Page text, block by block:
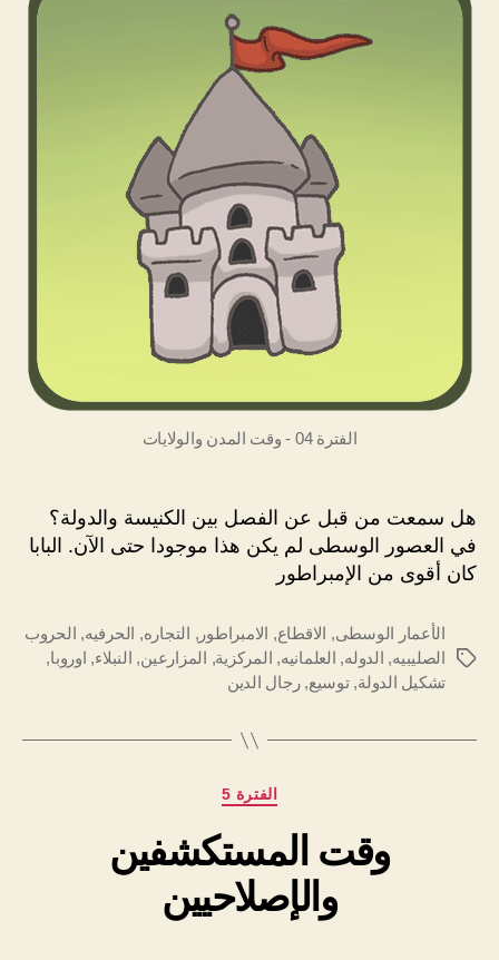
الفترة 04 - وقت المدن والولايات
هل سمعت من قبل عن الفصل بين الكنيسة والدولة؟
في العصور الوسطى لم يكن هذا موجودا حتى الآن. البابا
كان أقوى من الإمبراطور
الوسوم
الأعمار الوسطى, الاقطاع, الامبراطور , التجاره, الحرفيه, الحروب
الصليبيه, الدوله, العلمانيه, المركزية, المزارعين, النبلاء, اوروبا,
تشكيل الدولة,توسيع,رجال الدين
التصنيفاتالفترة 5
وقت المستكشفين
والإصلاحيين